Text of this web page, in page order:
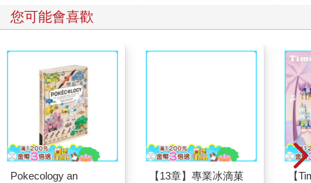
這是因為他們在找到「想做的事」的同時，也找到了「人生目
當「想做的事＝人生目標」時，人生就會開始自動地朝著那個方
向移動，人生發生了典範轉移。
透過三種模式徹底改變人生！
「寫下」、「貼上」、「重新排列」—要做的只有這三種模式。
就是這麼簡單，所以任何人都能憑直覺操作。雖然需要準備，卻
不需要努力。人生輕而易舉就能徹底改變，便利貼的威力就是這
您可能會喜歡
Pokecology an
【13章】專業冰滴菓
【